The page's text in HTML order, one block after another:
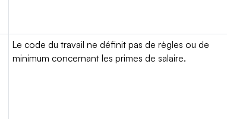
Le code du travail ne définit pas de règles ou de
minimum concernant les primes de salaire.